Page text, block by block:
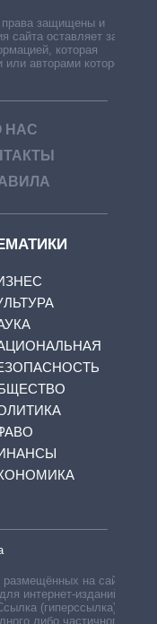
права защищены и
сайта оставляет за
которая
авторами которой
НАС
на сайте,
интернет-изданий —
(гиперссылка)
либо частичного